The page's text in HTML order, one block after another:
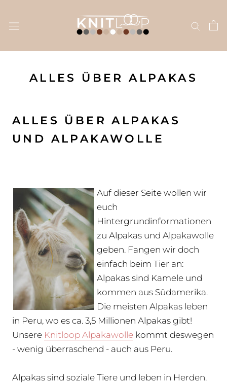
ALLES ÜBER ALPAKAS
ALLES ÜBER ALPAKAS
UND ALPAKAWOLLE
Auf dieser Seite wollen wir
euch
Hintergrundinformationen
zu Alpakas und Alpakawolle
geben. Fangen wir doch
einfach beim Tier an:
Alpakas sind Kamele und
kommen aus Südamerika.
Die meisten Alpakas leben
in Peru, wo es ca. 3,5 Millionen Alpakas gibt!
Unsere Knitloop Alpakawolle kommt deswegen
- wenig überraschend - auch aus Peru.
Alpakas sind soziale Tiere und leben in Herden.